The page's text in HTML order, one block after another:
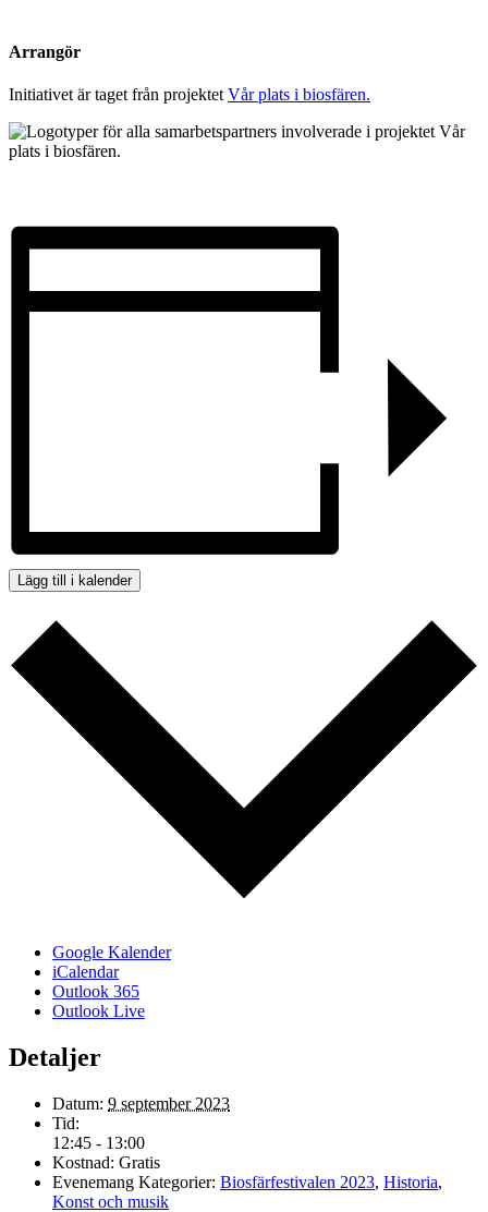
Arrangör
Initiativet är taget från projektet Vår plats i biosfären.
Lägg till i kalender
Google Kalender
iCalendar
Outlook 365
Outlook Live
Detaljer
Datum: 9 september 2023
Tid:
12:45 - 13:00
Kostnad: Gratis
Evenemang Kategorier: Biosfärfestivalen 2023, Historia,
Konst och musik